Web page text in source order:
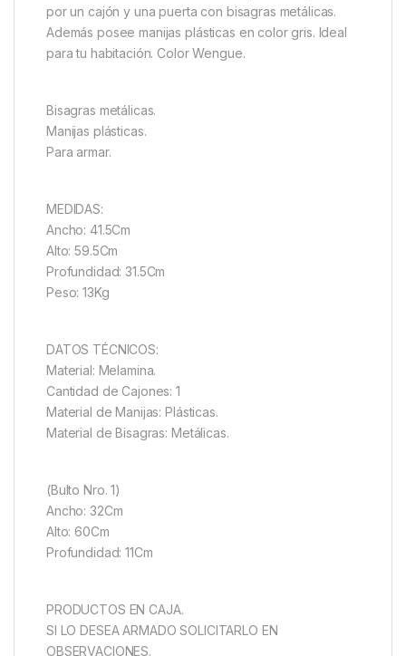
por un cajón y una puerta con bisagras metálicas.
Además posee manijas plásticas en color gris. Ideal
para tu habitación. Color Wengue.
Bisagras metálicas.
Manijas plásticas.
Para armar.
MEDIDAS:
Ancho: 41.5Cm
Alto: 59.5Cm
Profundidad: 31.5Cm
Peso: 13Kg
DATOS TÉCNICOS:
Material: Melamina.
Cantidad de Cajones: 1
Material de Manijas: Plásticas.
Material de Bisagras: Metálicas.
(Bulto Nro. 1)
Ancho: 32Cm
Alto: 60Cm
Profundidad: 11Cm
PRODUCTOS EN CAJA.
SI LO DESEA ARMADO SOLICITARLO EN
OBSERVACIONES.